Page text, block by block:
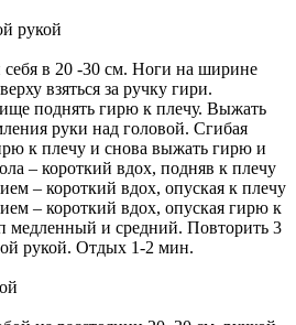
рукой
в 20 -30 см. Ноги на ширине
взяться за ручку гири.
поднять гирю к плечу. Выжать
руки над головой. Сгибая
к плечу и снова выжать гирю и
– короткий вдох, подняв к плечу
– короткий вдох, опуская к плечу
– короткий вдох, опуская гирю к
медленный и средний. Повторить 3
рукой. Отдых 1-2 мин.